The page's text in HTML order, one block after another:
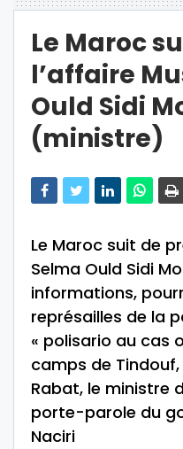
Le Maroc
l’affaire
Ould Sidi
(ministre)
Le Maroc suit de
Selma Ould Sidi
informations,
représailles de la
« polisario au cas
camps de
Rabat, le ministre
porte-parole du
Naciri